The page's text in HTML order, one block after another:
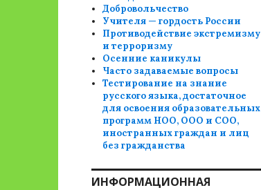
Добровольчество
Учителя — гордость России
Противодействие экстремизму
и терроризму
Осенние каникулы
Часто задаваемые вопросы
Тестирование на знание
русского языка, достаточное
для освоения образовательных
программ НОО, ООО и СОО,
иностранных граждан и лиц
без гражданства
ИНФОРМАЦИОННАЯ